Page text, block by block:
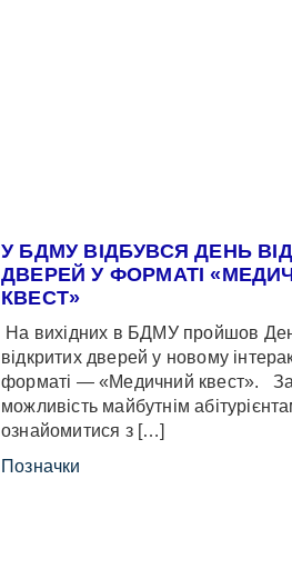
У БДМУ ВІДБУВСЯ ДЕНЬ
ДВЕРЕЙ У ФОРМАТІ
КВЕСТ»
На вихідних в БДМУ пройшов
відкритих дверей у новому
форматі — «Медичний квест».
можливість майбутнім
ознайомитися з […]
Позначки